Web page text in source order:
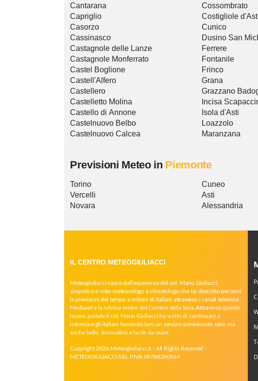
Cantarana
Capriglio
Casorzo
Cassinasco
Castagnole delle Lanze
Castagnole Monferrato
Castel Boglione
Castell'Alfero
Castellero
Castelletto Molina
Castello di Annone
Castelnuovo Belbo
Castelnuovo Calcea
Cossombrato
Costigliole
Cunico
Dusino San
Ferrere
Fontanile
Frinco
Grana
Grazzano
Incisa
Isola d'Asti
Loazzolo
Maranzana
Previsioni Meteo in Piemonte
Torino
Vercelli
Novara
Cuneo
Asti
Alessandria
IL CENTRO METEOGIULIACCI
Meteogiuliacci nasce dall’esperienza del col. Mario Giuliacci,
simpatico e noto meteorologo e climatologo che ha descritto per anni
le previsioni del tempo a milioni di italiani attraverso i canali televisivi
Mediaset e la rubrica meteo del Corriere della Sera. Attraverso questo
nuovo portale il col. Mario Giuliacci ha scelto di continuare a
informare gli italiani fornendo loro un servizio previsionale serio ma
anche bello, innovativo e facile da usare.
Copyright 2026 Meteogiuliacci.it - All Rights Reserved -
METEOGIULIACCI SRL P.IVA 09788290964